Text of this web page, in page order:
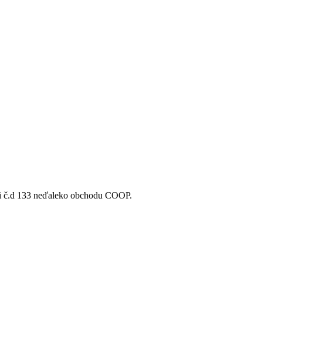
133 neďaleko obchodu COOP.